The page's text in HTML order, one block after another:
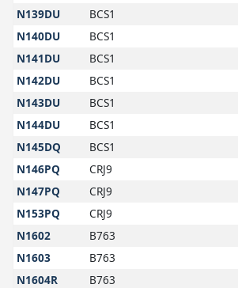
N139DU
BCS1
N140DU
BCS1
N141DU
BCS1
N142DU
BCS1
N143DU
BCS1
N144DU
BCS1
N145DQ
BCS1
N146PQ
CRJ9
N147PQ
CRJ9
N153PQ
CRJ9
N1602
B763
N1603
B763
N1604R
B763